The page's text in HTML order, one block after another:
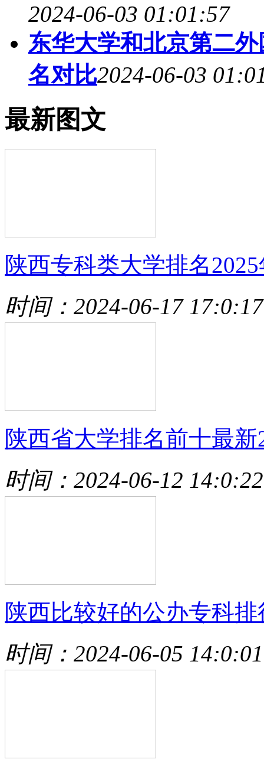
2024-06-03 01:01:57
东华大学和北京第二
名对比2024-06-03
最新图文
陕西专科类大学排名
时间：2024-06-17 17:0:17
陕西省大学排名前十最新
时间：2024-06-12 14:0:22
陕西比较好的公办专科排
时间：2024-06-05 14:0:01